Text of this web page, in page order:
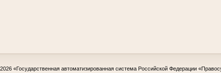
«Государственная автоматизированная система Российской Федерации